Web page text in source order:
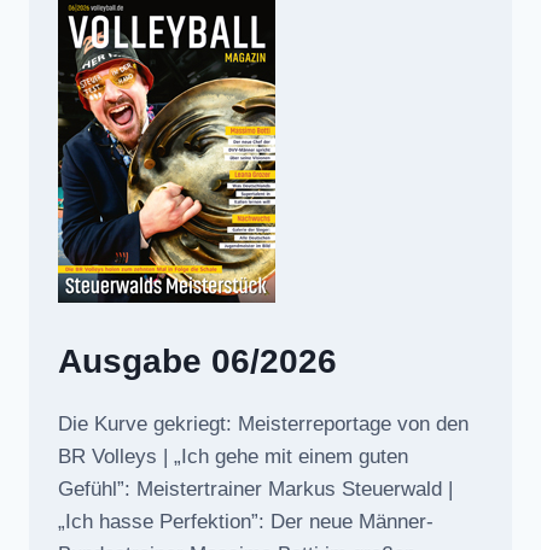
Ausgabe 06/2026
Die Kurve gekriegt: Meisterreportage von den
BR Volleys | „Ich gehe mit einem guten
Gefühl”: Meistertrainer Markus Steuerwald |
„Ich hasse Perfektion”: Der neue Männer-